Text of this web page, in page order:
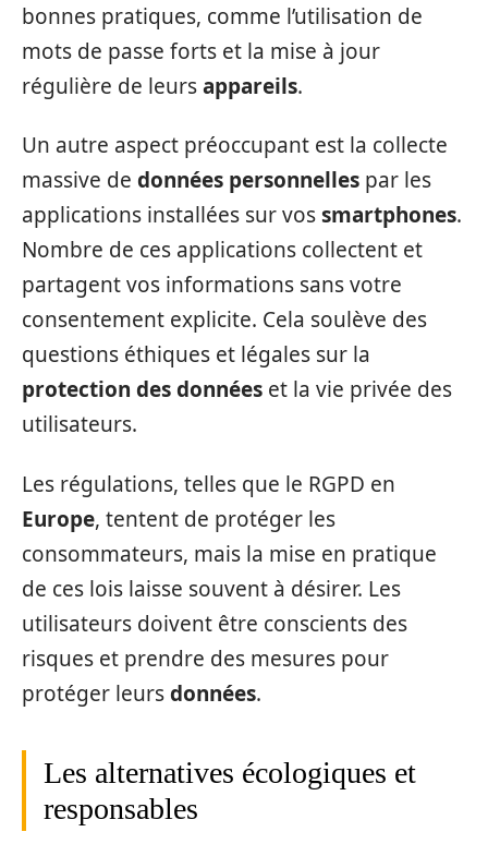
bonnes pratiques, comme l’utilisation de
mots de passe forts et la mise à jour
régulière de leursappareils.
Un autre aspect préoccupant est la collecte
massive de données personnelles par les
applications installées sur vossmartphones.
Nombre de ces applications collectent et
partagent vos informations sans votre
consentement explicite. Cela soulève des
questions éthiques et légales sur la
protection des données et la vie privée des
utilisateurs.
Les régulations, telles que le RGPD en
Europe, tentent de protéger les
consommateurs, mais la mise en pratique
de ces lois laisse souvent à désirer. Les
utilisateurs doivent être conscients des
risques et prendre des mesures pour
protéger leursdonnées.
Les alternatives écologiques et
responsables